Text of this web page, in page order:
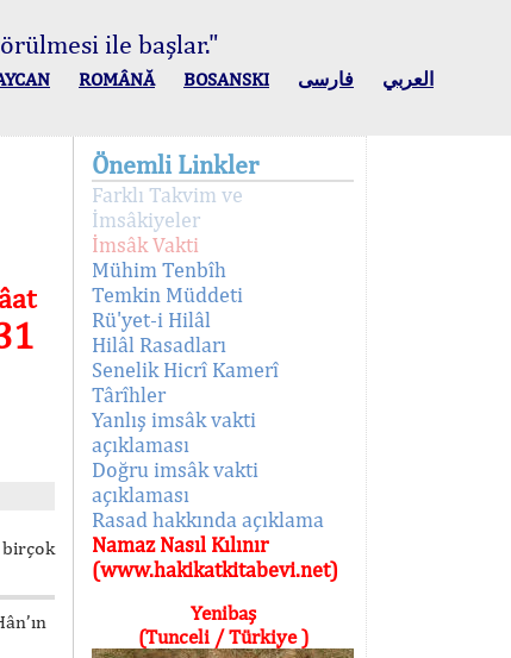
ile başlar."
ROMÂNĂ BOSANSKI العربي فارسی
birçok
Önemli Linkler
Farklı Takvim ve
İmsâkiyeler
İmsâk Vakti
Mühim Tenbîh
Temkin Müddeti
Rü'yet-i Hilâl
Hilâl Rasadları
Senelik Hicrî Kamerî
Târîhler
Yanlış imsâk vakti
açıklaması
Doğru imsâk vakti
açıklaması
Rasad hakkında açıklama
Namaz Nasıl Kılınır
(www.hakikatkitabevi.net)
Yenibaş
(Tunceli / Türkiye )